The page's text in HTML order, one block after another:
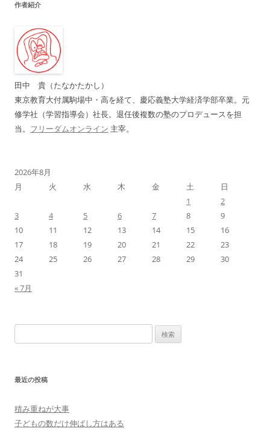
ゲ
シ
ョ
ン
作者紹介
田中 貴（たなかたかし）
東京教育大付属駒場中・高を経て、慶応義塾大学経済学部卒業。元
修学社（学習指導会）社長。退任後複数の塾のプロデュースを担
当。 フリーダムオンライン 主宰。
2026年8月
月
火 水 木 金 土
日
1
2
3
4 5 6 7 8
9
10
11 12 13 14 15
16
17
18 19 20 21 22
23
24
25 26 27 28 29
30
31
« 7月
索:
最近の投稿
積み重ねが大事
子どもの数だけ伸ばし方はある